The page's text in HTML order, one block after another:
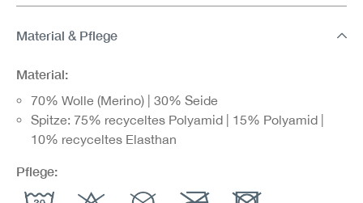
Material & Pflege
Material:
70% Wolle (Merino) | 30% Seide
Spitze: 75% recyceltes Polyamid | 15% Polyamid |
10% recyceltes Elasthan
Pflege: